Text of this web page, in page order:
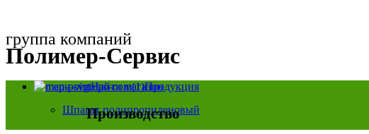
группа компаний
Полимер-Сервис
Найти магазин
Производство
Продукция
Шпагат полипропиленовый